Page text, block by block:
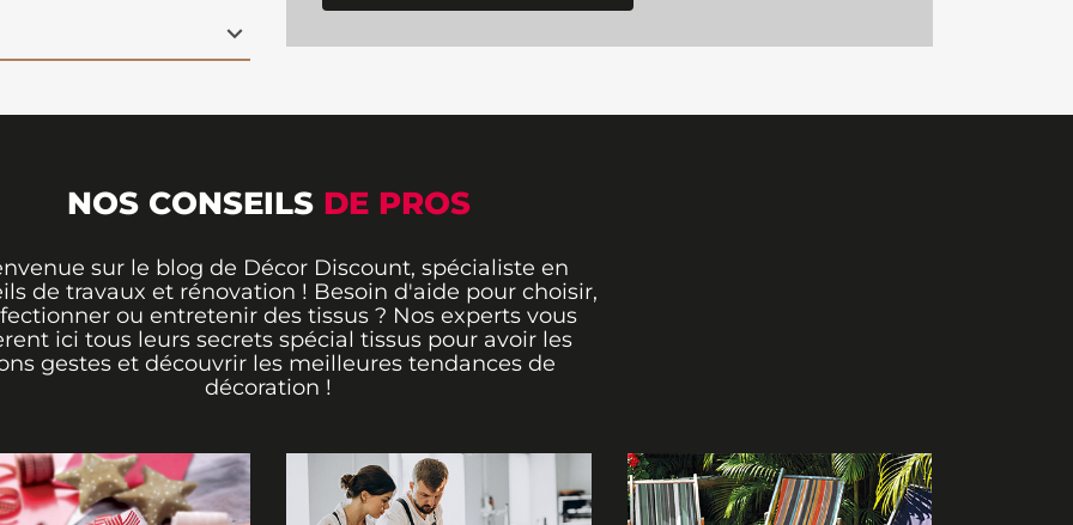
tandis que sa
facilement à tous
un aspect soigné
NOS CONSEILS DE PROS
sur le blog de Décor Discount, spécialiste en
de travaux et rénovation ! Besoin d'aide pour choisir,
ou entretenir des tissus ? Nos experts vous
ici tous leurs secrets spécial tissus pour avoir les
gestes et découvrir les meilleures tendances de
décoration !